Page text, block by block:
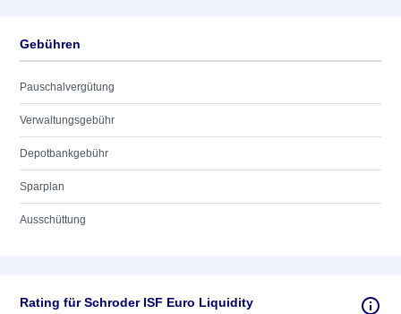
Gebühren
Pauschalvergütung
Verwaltungsgebühr
Depotbankgebühr
Sparplan
Ausschüttung
Rating für Schroder ISF Euro Liquidity